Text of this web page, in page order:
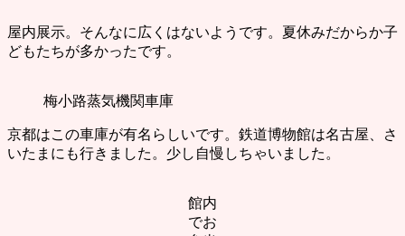
屋内展示。そんなに広くはないようです。夏休みだからか子
どもたちが多かったです。
梅小路蒸気機関車庫
京都はこの車庫が有名らしいです。鉄道博物館は名古屋、さ
いたまにも行きました。少し自慢しちゃいました。
館内
でお